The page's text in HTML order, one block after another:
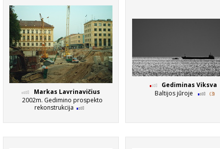
Markas Lavrinavičius
2002m. Gedimino prospekto
rekonstrukcija
Gediminas Viksva
Baltijos jūroje
(3)